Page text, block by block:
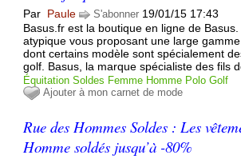
Par Paule S'abonner 19/01/15 17:43
Basus.fr est la boutique en ligne de
atypique vous proposant une large
dont certains modèle sont spécialement
golf. Basus, la marque spécialiste des fils
Équitation Soldes Femme Homme Polo Golf
Ajouter à mon carnet de mode
Rue des Hommes Soldes : Les
Homme soldés jusqu’à -80%